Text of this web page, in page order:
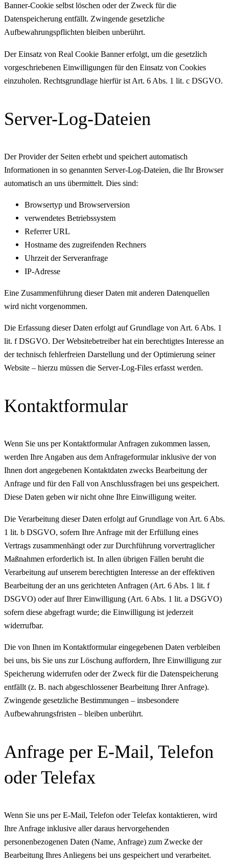
Banner-Cookie selbst löschen oder der Zweck für die
Datenspeicherung entfällt. Zwingende gesetzliche
Aufbewahrungspflichten bleiben unberührt.
Der Einsatz von Real Cookie Banner erfolgt, um die gesetzlich
vorgeschriebenen Einwilligungen für den Einsatz von Cookies
einzuholen. Rechtsgrundlage hierfür ist Art. 6 Abs. 1 lit. c DSGVO.
Server-Log-Dateien
Der Provider der Seiten erhebt und speichert automatisch
Informationen in so genannten Server-Log-Dateien, die Ihr Browser
automatisch an uns übermittelt. Dies sind:
Browsertyp und Browserversion
verwendetes Betriebssystem
Referrer URL
Hostname des zugreifenden Rechners
Uhrzeit der Serveranfrage
IP-Adresse
Eine Zusammenführung dieser Daten mit anderen Datenquellen
wird nicht vorgenommen.
Die Erfassung dieser Daten erfolgt auf Grundlage von Art. 6 Abs. 1
lit. f DSGVO. Der Websitebetreiber hat ein berechtigtes Interesse an
der technisch fehlerfreien Darstellung und der Optimierung seiner
Website – hierzu müssen die Server-Log-Files erfasst werden.
Kontaktformular
Wenn Sie uns per Kontaktformular Anfragen zukommen lassen,
werden Ihre Angaben aus dem Anfrageformular inklusive der von
Ihnen dort angegebenen Kontaktdaten zwecks Bearbeitung der
Anfrage und für den Fall von Anschlussfragen bei uns gespeichert.
Diese Daten geben wir nicht ohne Ihre Einwilligung weiter.
Die Verarbeitung dieser Daten erfolgt auf Grundlage von Art. 6 Abs.
1 lit. b DSGVO, sofern Ihre Anfrage mit der Erfüllung eines
Vertrags zusammenhängt oder zur Durchführung vorvertraglicher
Maßnahmen erforderlich ist. In allen übrigen Fällen beruht die
Verarbeitung auf unserem berechtigten Interesse an der effektiven
Bearbeitung der an uns gerichteten Anfragen (Art. 6 Abs. 1 lit. f
DSGVO) oder auf Ihrer Einwilligung (Art. 6 Abs. 1 lit. a DSGVO)
sofern diese abgefragt wurde; die Einwilligung ist jederzeit
widerrufbar.
Die von Ihnen im Kontaktformular eingegebenen Daten verbleiben
bei uns, bis Sie uns zur Löschung auffordern, Ihre Einwilligung zur
Speicherung widerrufen oder der Zweck für die Datenspeicherung
entfällt (z. B. nach abgeschlossener Bearbeitung Ihrer Anfrage).
Zwingende gesetzliche Bestimmungen – insbesondere
Aufbewahrungsfristen – bleiben unberührt.
Anfrage per E-Mail, Telefon
oder Telefax
Wenn Sie uns per E-Mail, Telefon oder Telefax kontaktieren, wird
Ihre Anfrage inklusive aller daraus hervorgehenden
personenbezogenen Daten (Name, Anfrage) zum Zwecke der
Bearbeitung Ihres Anliegens bei uns gespeichert und verarbeitet.